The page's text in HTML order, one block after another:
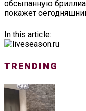
обсыпанную
покажет
In this article:
TRENDING